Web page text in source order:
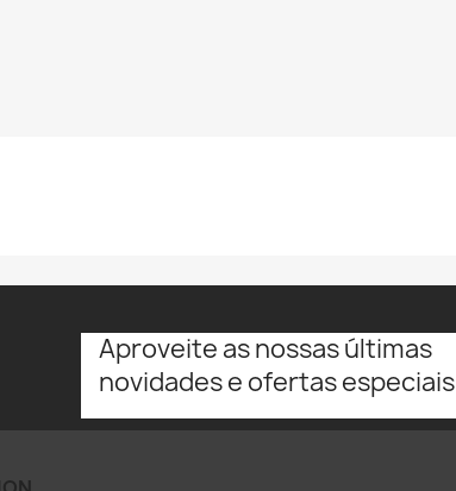
Aproveite as nossas últimas
novidades e ofertas especiais